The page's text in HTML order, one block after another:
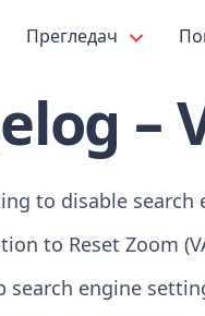
Прегледач
–
to disable search
to Reset Zoom
search engine